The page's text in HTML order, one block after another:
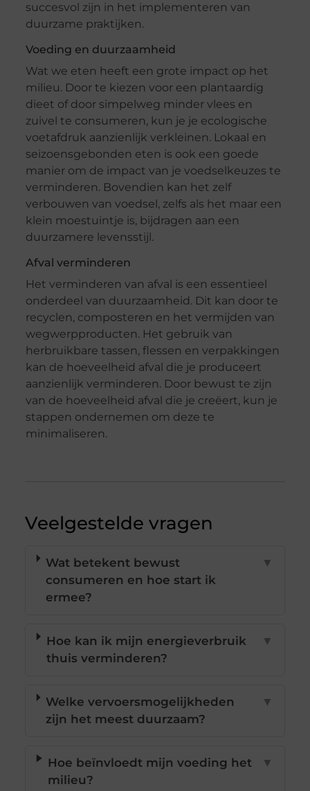
succesvol zijn in het implementeren van
duurzame praktijken.
Voeding en duurzaamheid
Wat we eten heeft een grote impact op het
milieu. Door te kiezen voor een plantaardig
dieet of door simpelweg minder vlees en
zuivel te consumeren, kun je je ecologische
voetafdruk aanzienlijk verkleinen. Lokaal en
seizoensgebonden eten is ook een goede
manier om de impact van je voedselkeuzes te
verminderen. Bovendien kan het zelf
verbouwen van voedsel, zelfs als het maar een
klein moestuintje is, bijdragen aan een
duurzamere levensstijl.
Afval verminderen
Het verminderen van afval is een essentieel
onderdeel van duurzaamheid. Dit kan door te
recyclen, composteren en het vermijden van
wegwerpproducten. Het gebruik van
herbruikbare tassen, flessen en verpakkingen
kan de hoeveelheid afval die je produceert
aanzienlijk verminderen. Door bewust te zijn
van de hoeveelheid afval die je creëert, kun je
stappen ondernemen om deze te
minimaliseren.
Veelgestelde vragen
Wat betekent bewust
consumeren en hoe start ik
ermee?
▼
Hoe kan ik mijn energieverbruik
thuis verminderen?
▼
Welke vervoersmogelijkheden
zijn het meest duurzaam?
▼
Hoe beïnvloedt mijn voeding het
milieu?
▼